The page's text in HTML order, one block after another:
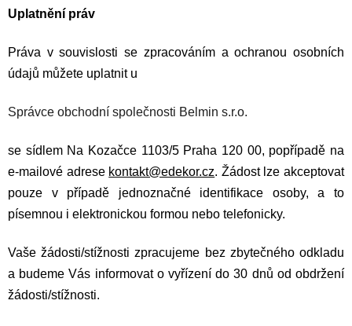
Uplatnění práv
Práva v souvislosti se zpracováním a ochranou osobních
údajů můžete uplatnit u
Správce obchodní společnosti Belmin s.r.o.
se sídlem Na Kozačce 1103/5 Praha 120 00, popřípadě na
e-mailové adrese kontakt@edekor.cz. Žádost lze akceptovat
pouze v případě jednoznačné identifikace osoby, a to
písemnou i elektronickou formou nebo telefonicky.
Vaše žádosti/stížnosti zpracujeme bez zbytečného odkladu
a budeme Vás informovat o vyřízení do 30 dnů od obdržení
žádosti/stížnosti.